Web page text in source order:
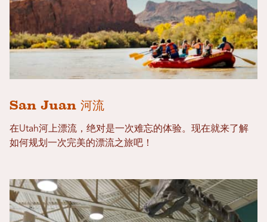
San Juan 河流
在Utah河上漂流，绝对是一次难忘的体验。现在就来了解
如何规划一次完美的漂流之旅吧！